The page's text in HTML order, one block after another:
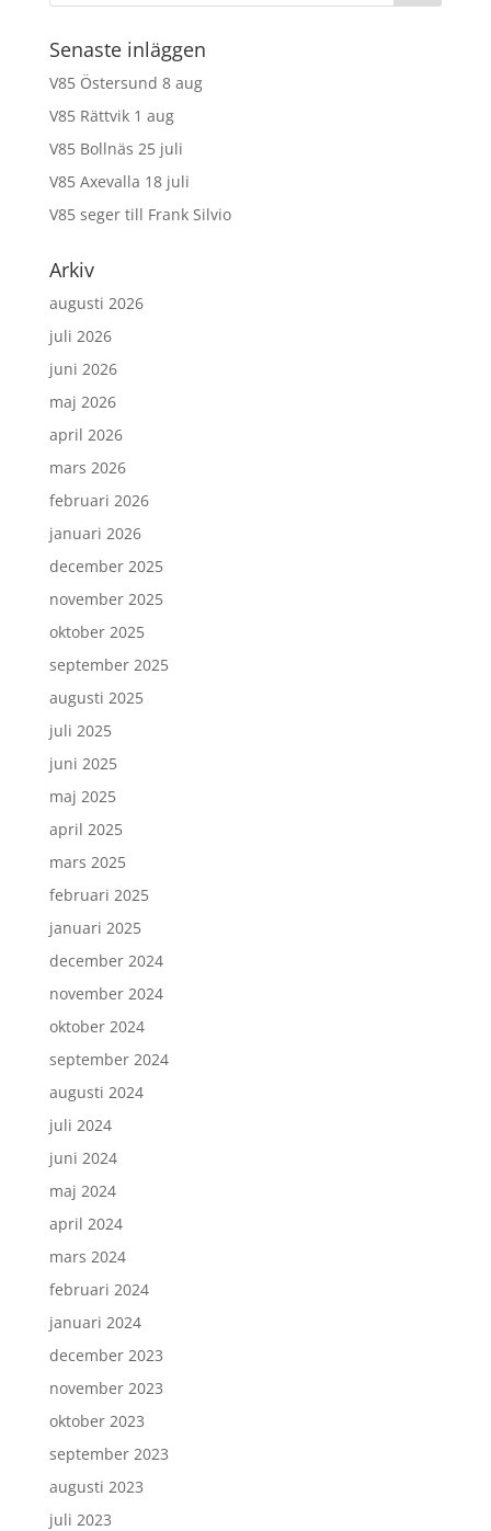
Senaste inläggen
V85 Östersund 8 aug
V85 Rättvik 1 aug
V85 Bollnäs 25 juli
V85 Axevalla 18 juli
V85 seger till Frank Silvio
Arkiv
augusti 2026
juli 2026
juni 2026
maj 2026
april 2026
mars 2026
februari 2026
januari 2026
december 2025
november 2025
oktober 2025
september 2025
augusti 2025
juli 2025
juni 2025
maj 2025
april 2025
mars 2025
februari 2025
januari 2025
december 2024
november 2024
oktober 2024
september 2024
augusti 2024
juli 2024
juni 2024
maj 2024
april 2024
mars 2024
februari 2024
januari 2024
december 2023
november 2023
oktober 2023
september 2023
augusti 2023
juli 2023